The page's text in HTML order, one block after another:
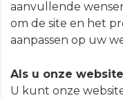
aanvullende
om de site en het
aanpassen op uw
Als u onze
U kunt onze